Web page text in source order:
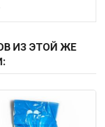
ИЗ ЭТОЙ ЖЕ
1761